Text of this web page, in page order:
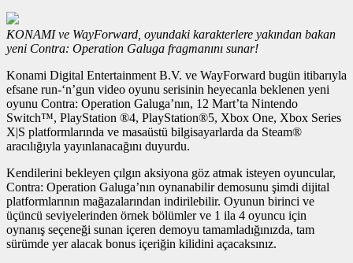
KONAMI ve WayForward, oyundaki karakterlere yakından bakan
yeni Contra: Operation Galuga fragmanını sunar!
Konami Digital Entertainment B.V. ve WayForward bugün itibarıyla
efsane run-‘n’gun video oyunu serisinin heyecanla beklenen yeni
oyunu Contra: Operation Galuga’nın, 12 Mart’ta Nintendo
Switch™, PlayStation ®4, PlayStation®5, Xbox One, Xbox Series
X|S platformlarında ve masaüstü bilgisayarlarda da Steam®
aracılığıyla yayınlanacağını duyurdu.
Kendilerini bekleyen çılgın aksiyona göz atmak isteyen oyuncular,
Contra: Operation Galuga’nın oynanabilir demosunu şimdi dijital
platformlarının mağazalarından indirilebilir. Oyunun birinci ve
üçüncü seviyelerinden örnek bölümler ve 1 ila 4 oyuncu için
oynanış seçeneği sunan içeren demoyu tamamladığınızda, tam
sürümde yer alacak bonus içeriğin kilidini açacaksınız.